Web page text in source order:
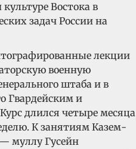
Востока в
задач России на
лекции
военную
штаба и в
Гвардейским и
длился четыре месяца
К занятиям Казем-
муллу Гусейн